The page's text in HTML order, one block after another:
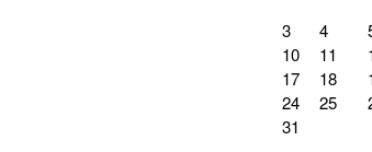
3
4
10
11
17
18
24
25
31